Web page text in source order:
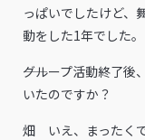
っぱいでしたけど、
動をした1年でした。
――グループ活動終了
いたのですか？
畑 いえ、まったく